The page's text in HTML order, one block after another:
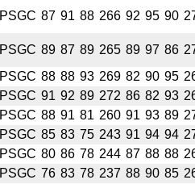
PSGC 87 91 88 266 92 95 90
PSGC 89 87 89 265 89 97 86
PSGC 88 88 93 269 82 90 95
PSGC 91 92 89 272 86 82 93
PSGC 88 91 81 260 91 93 89
PSGC 85 83 75 243 91 94 94
PSGC 80 86 78 244 87 88 88
PSGC 76 83 78 237 88 90 85